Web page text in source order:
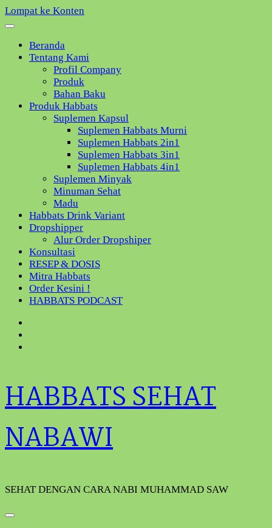
Lompat ke Konten
Beranda
Tentang Kami
Profil Company
Produk
Bahan Baku
Produk Habbats
Suplemen Kapsul
Suplemen Habbats Murni
Suplemen Habbats 2in1
Suplemen Habbats 3in1
Suplemen Habbats 4in1
Suplemen Minyak
Minuman Sehat
Madu
Habbats Drink Variant
Dropshipper
Alur Order Dropshiper
Konsultasi
RESEP & DOSIS
Mitra Habbats
Order Kesini !
HABBATS PODCAST
HABBATS SEHAT
NABAWI
SEHAT DENGAN CARA NABI MUHAMMAD SAW